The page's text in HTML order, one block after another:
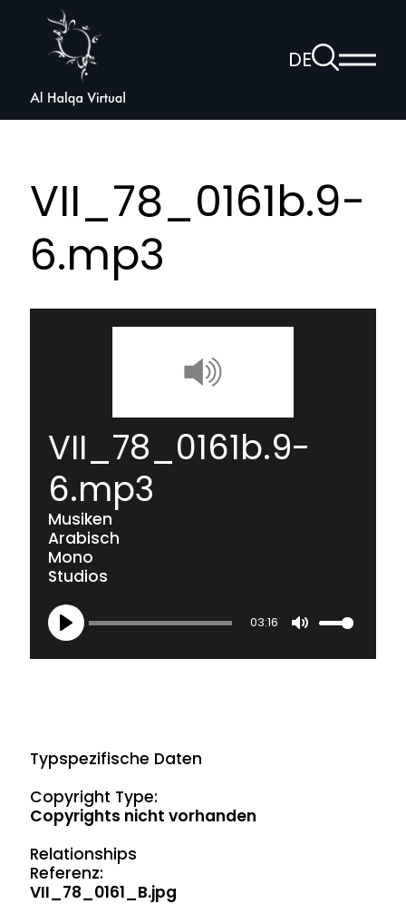
Halqa
DEZur
Suchseite
VII_78_0161b.9-
6.mp3
VII_78_0161b.9-
6.mp3
Musiken
Arabisch
Mono
Studios
Play
03:16
Typspezifische Daten
Copyright Type:
Copyrights nicht vorhanden
Relationships
Referenz:
VII_78_0161_B.jpg